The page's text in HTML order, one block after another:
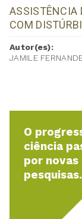
ASSISTÊNCIA
COM
Autor(es):
JAMILE
O
ciência
por novas
pesquisas.